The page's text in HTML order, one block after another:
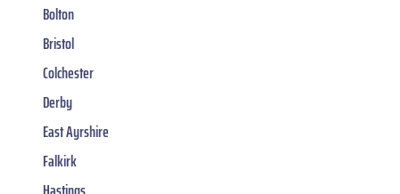
Bolton
Bristol
Colchester
Derby
East Ayrshire
Falkirk